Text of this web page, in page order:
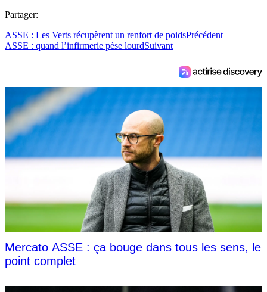
Partager:
ASSE : Les Verts récupèrent un renfort de poidsPrécédent
ASSE : quand l’infirmerie pèse lourdSuivant
Mercato ASSE : ça bouge dans tous les sens, le
point complet